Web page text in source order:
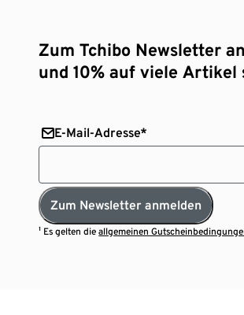
Zum Tchibo Newsletter
und 10% auf viele Artikel
E-Mail-Adresse*
Zum Newsletter anmelden
¹ Es gelten dieallgemeinen